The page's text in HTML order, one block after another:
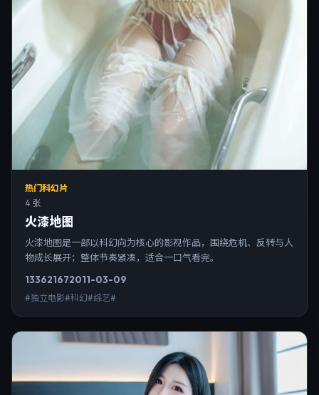
热门科幻片
4 张
火漆地图
火漆地图是一部以科幻向为核心的影视作品，围绕危机、反转与人
物成长展开；整体节奏紧凑，适合一口气看完。
133621672011-03-09
#独立电影#科幻#综艺#